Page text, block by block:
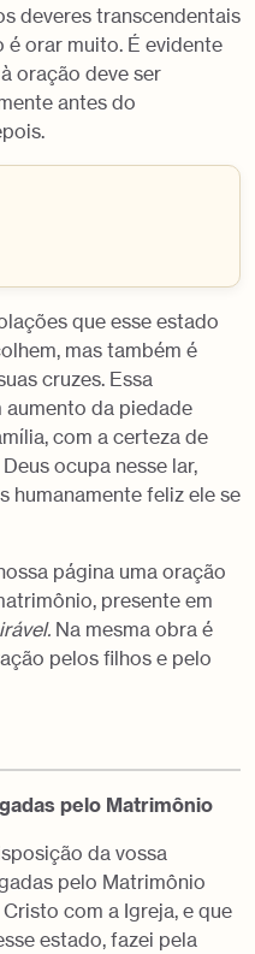
deveres transcendentais
orar muito. É evidente
oração deve ser
antes do
que esse estado
mas também é
cruzes. Essa
aumento da piedade
com a certeza de
ocupa nesse lar,
humanamente feliz ele se
página uma oração
presente em
Na mesma obra é
pelos filhos e pelo
pelo Matrimônio
da vossa
pelo Matrimônio
com a Igreja, e que
estado, fazei pela